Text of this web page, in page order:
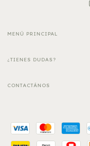
MENÚ PRINCIPAL
¿TIENES DUDAS?
CONTACTÁNOS